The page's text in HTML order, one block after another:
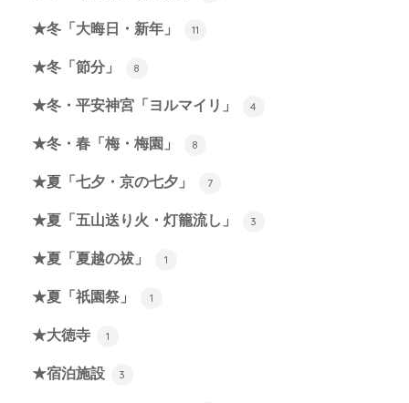
★冬「大晦日・新年」 11
★冬「節分」 8
★冬・平安神宮「ヨルマイリ」 4
★冬・春「梅・梅園」 8
★夏「七夕・京の七夕」 7
★夏「五山送り火・灯籠流し」 3
★夏「夏越の祓」 1
★夏「祇園祭」 1
★大徳寺 1
★宿泊施設 3